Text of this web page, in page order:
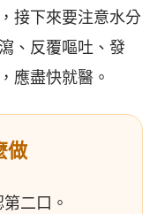
接下來要注意水分
、反覆嘔吐、發
應盡快就醫。
做
二口。